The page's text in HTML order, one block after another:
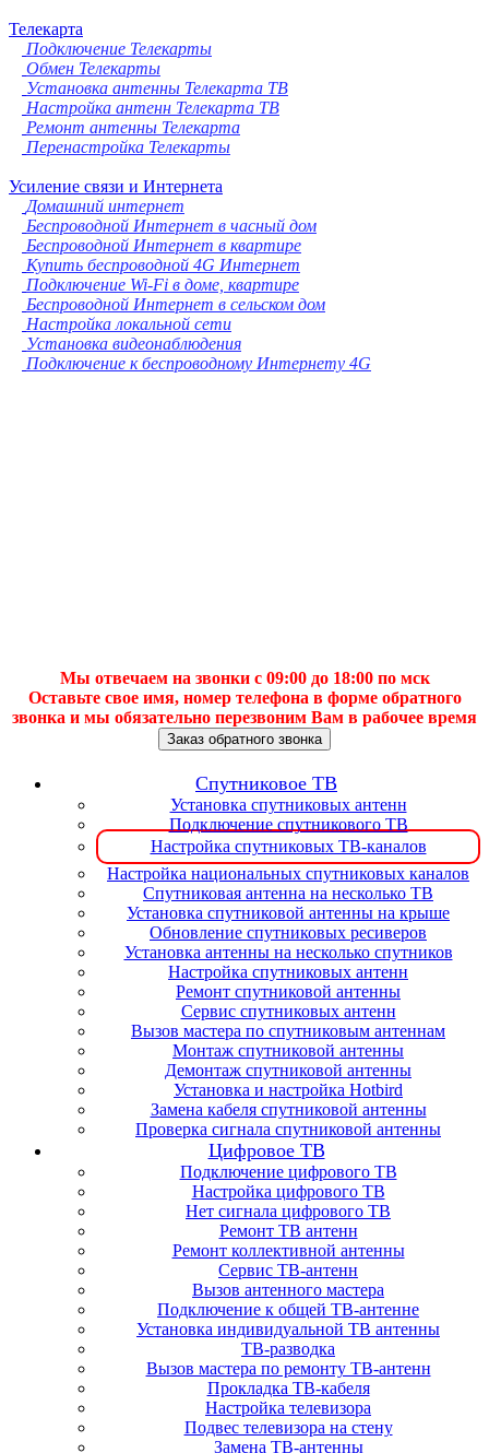
Телекарта
Подключение Телекарты
Обмен Телекарты
Установка антенны Телекарта ТВ
Настройка антенн Телекарта ТВ
Ремонт антенны Телекарта
Перенастройка Телекарты
Усиление связи и Интернета
Домашний интернет
Беспроводной Интернет в часный дом
Беспроводной Интернет в квартире
Купить беспроводной 4G Интернет
Подключение Wi-Fi в доме, квартире
Беспроводной Интернет в сельском дом
Настройка локальной сети
Установка видеонаблюдения
Подключение к беспроводному Интернету 4G
Мы отвечаем на звонки с 09:00 до 18:00 по мск
Оставьте свое имя, номер телефона в форме обратного
звонка и мы обязательно перезвоним Вам в рабочее время
Заказ обратного звонка
Спутниковое ТВ
Установка спутниковых антенн
Подключение спутникового ТВ
Настройка спутниковых ТВ-каналов
Настройка национальных спутниковых каналов
Спутниковая антенна на несколько ТВ
Установка спутниковой антенны на крыше
Обновление спутниковых ресиверов
Установка антенны на несколько спутников
Настройка спутниковых антенн
Ремонт спутниковой антенны
Сервис спутниковых антенн
Вызов мастера по спутниковым антеннам
Монтаж спутниковой антенны
Демонтаж спутниковой антенны
Установка и настройка Hotbird
Замена кабеля спутниковой антенны
Проверка сигнала спутниковой антенны
Цифровое ТВ
Подключение цифрового ТВ
Настройка цифрового ТВ
Нет сигнала цифрового ТВ
Ремонт ТВ антенн
Ремонт коллективной антенны
Сервис ТВ-антенн
Вызов антенного мастера
Подключение к общей ТВ-антенне
Установка индивидуальной ТВ антенны
ТВ-разводка
Вызов мастера по ремонту ТВ-антенн
Прокладка ТВ-кабеля
Настройка телевизора
Подвес телевизора на стену
Замена ТВ-антенны